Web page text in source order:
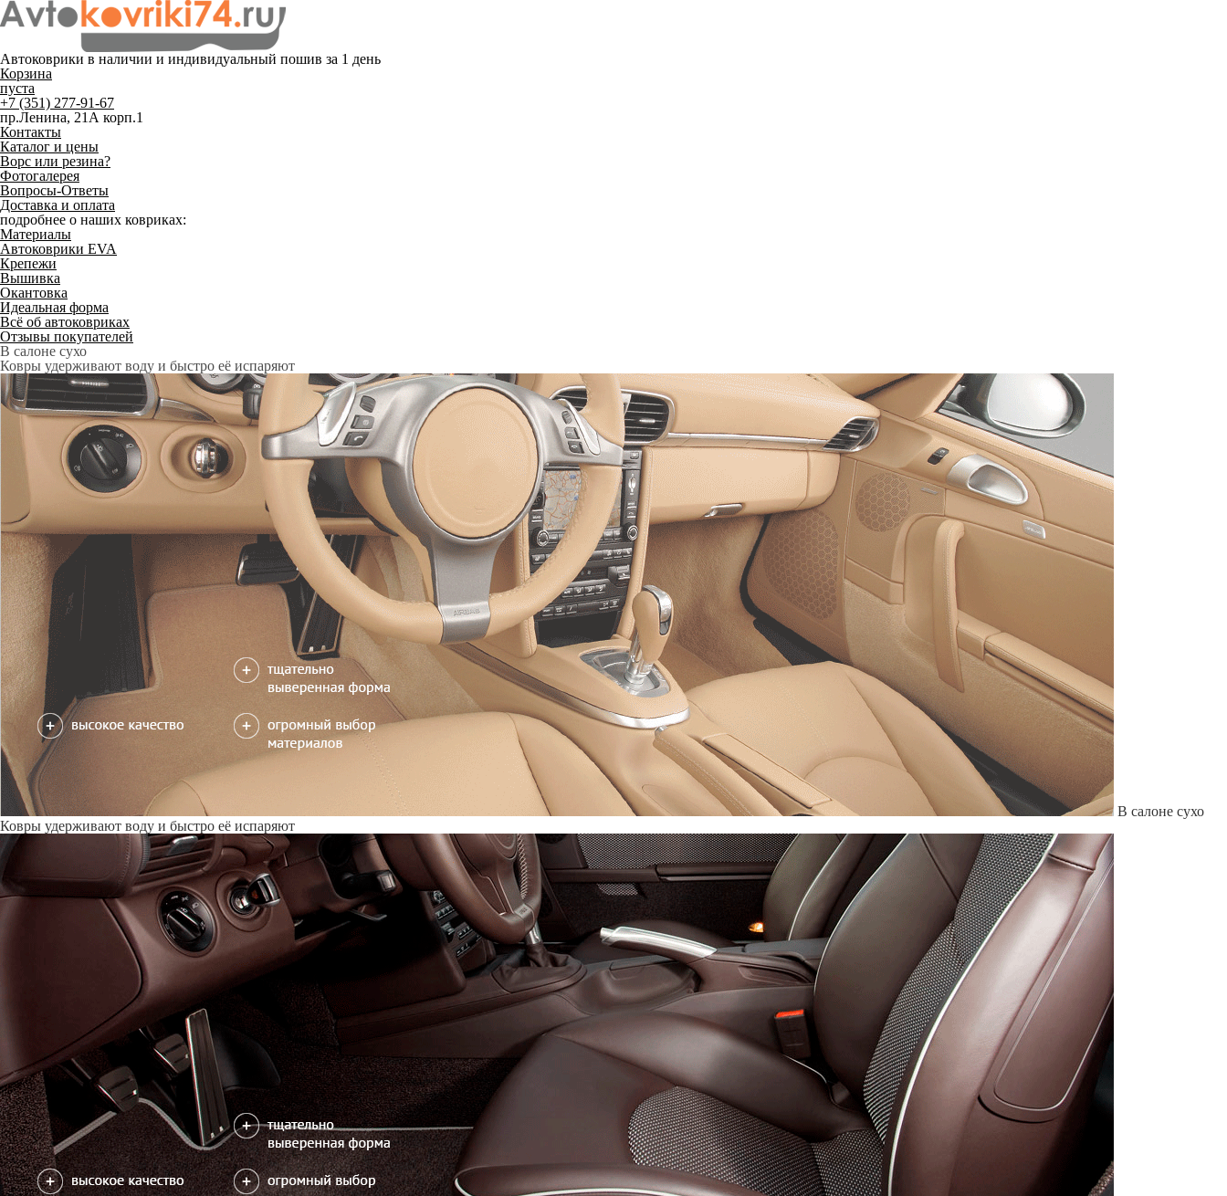
Автоковрики в наличии и индивидуальный пошив за 1 день
Корзина
пуста
+7 (351) 277-91-67
пр.Ленина, 21А корп.1
Контакты
Каталог и цены
Ворс или резина?
Фотогалерея
Вопросы-Ответы
Доставка и оплата
подробнее о наших ковриках:
Материалы
Автоковрики EVA
Крепежи
Вышивка
Окантовка
Идеальная форма
Всё об автоковриках
Отзывы покупателей
Служат до 10 лет
Только качественные российские материалы
Служат до 10 лет
Только качественные российские материалы
Каталог ковриков для автомобилей
» Mitsubishi
RVR III
Автоковрики для Mitsubishi RVR III 2010-2024
Поколение:
3 поколение и рестайлинги Кузов: GA3W, GA4W Руль:Правый
Водительский коврик на RVR III доступен в 3х вариантах:
1) без лепестка, с открытым местом для отдыха левой ноги
2) с лепестком, закрывающим место для отдыха левой ноги
3) цельный коврик, закрывающий место для отдыха левой ноги
EVA
Эконом Стандарт Премиум
4 коврика 2600 4300
можете уточнить
Без лепестка
С лепестком
Цельный коврик
В корзину